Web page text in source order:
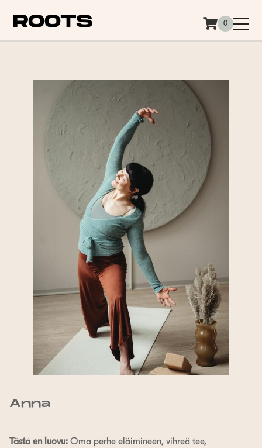
0
Anna
Tästä en luovu: Oma perhe eläimineen, vihreä tee,